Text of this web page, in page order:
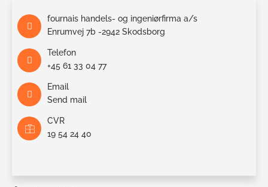
fournais handels- og ingeniørfirma a/s
Enrumvej 7b -2942 Skodsborg
Telefon
+45 61 33 04 77
Email
Send mail
CVR
19 54 24 40